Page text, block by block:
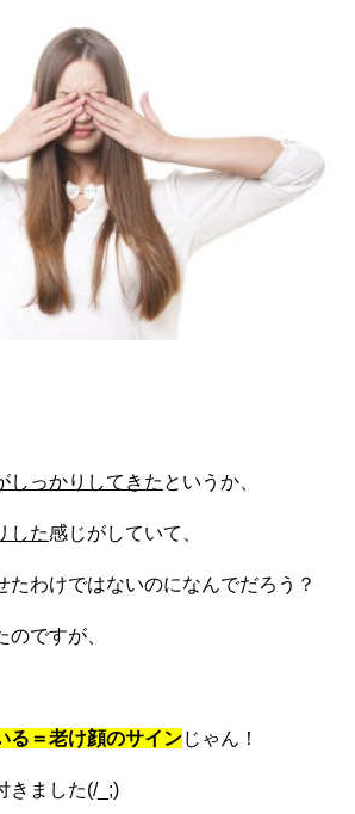
しっかりしてきた というか、
した感じがしていて、
たわけではないのになんでだろう？
ですが、
る＝老け顔のサインじゃん！
きました(/_;)